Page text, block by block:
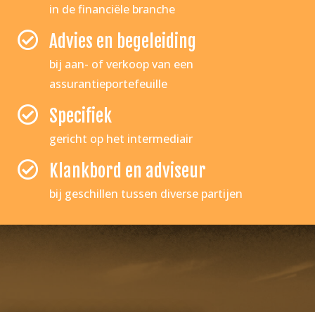
in de financiële branche
Advies en begeleiding
bij aan- of verkoop van een
assurantieportefeuille
Specifiek
gericht op het intermediair
Klankbord en adviseur
bij geschillen tussen diverse partijen